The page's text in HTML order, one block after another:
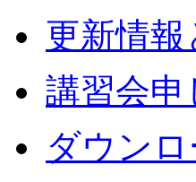
更新情報
講習会申
ダウンロ